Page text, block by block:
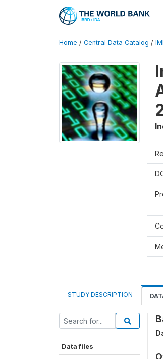
Home / Central Data Catalog /
STUDY DESCRIPTION
Data files